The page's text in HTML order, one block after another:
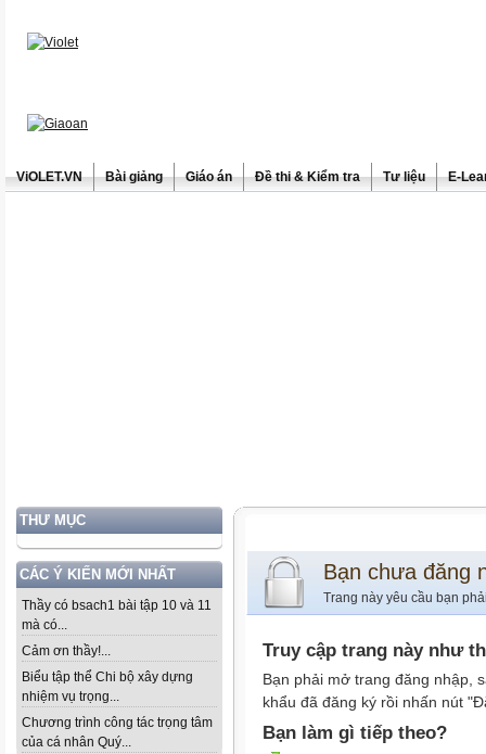
ViOLET.VN Bài giảng Giáo án Đề thi & Kiểm tra Tư liệu E-
THƯ MỤC
CÁC Ý KIẾN MỚI NHẤT
Thầy có bsach1 bài tập 10 và 11
mà có...
Cảm ơn thầy!...
Biểu tập thể Chi bộ xây dựng
nhiệm vụ trọng...
Chương trình công tác trọng tâm
của cá nhân Quý...
Bạn chưa đăng
Trang này yêu cầu bạn
Truy cập trang này như
Bạn phải mở trang đăng nhập,
khẩu đã đăng ký rồi nhấn nút
Bạn làm gì tiếp theo?